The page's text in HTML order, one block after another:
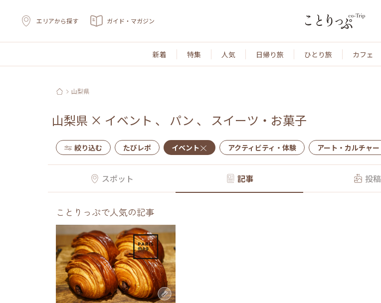
エリアから探す ガイド・マガジン
新着 特集 人気 日帰り旅 ひとり旅 カフェ
山梨県
山梨県 × イベント 、 パン 、 スイーツ・お菓子
絞り込む たびレポ イベント アクティビティ・体験 アート・カルチャー
スポット 記事 投稿
ことりっぷで人気の記事